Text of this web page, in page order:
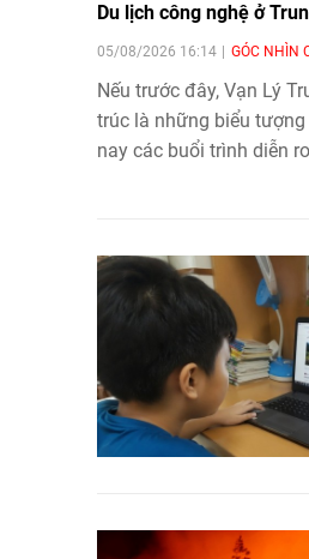
Du lịch công nghệ ở
05/08/2026 16:14 GÓC NHÌN
Nếu trước đây, Vạn Lý
trúc là những biểu
nay các buổi trình diễn